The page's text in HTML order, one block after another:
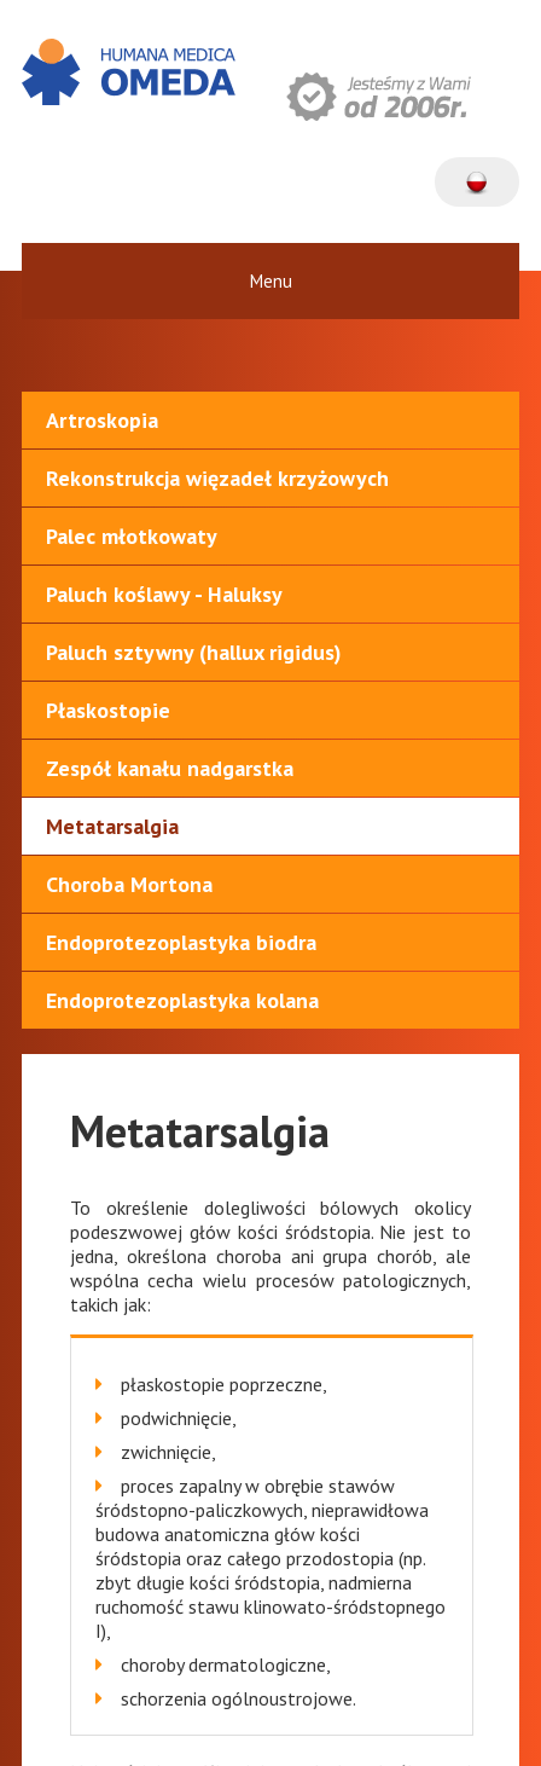
Menu
Artroskopia
Rekonstrukcja więzadeł krzyżowych
Palec młotkowaty
Paluch koślawy - Haluksy
Paluch sztywny (hallux rigidus)
Płaskostopie
Zespół kanału nadgarstka
Metatarsalgia
Choroba Mortona
Endoprotezoplastyka biodra
Endoprotezoplastyka kolana
Metatarsalgia
To określenie dolegliwości bólowych okolicy
podeszwowej głów kości śródstopia. Nie jest to
jedna, określona choroba ani grupa chorób, ale
wspólna cecha wielu procesów patologicznych,
takich jak:
płaskostopie poprzeczne,
podwichnięcie,
zwichnięcie,
proces zapalny w obrębie stawów
śródstopno-paliczkowych, nieprawidłowa
budowa anatomiczna głów kości
śródstopia oraz całego przodostopia (np.
zbyt długie kości śródstopia, nadmierna
ruchomość stawu klinowato-śródstopnego
I),
choroby dermatologiczne,
schorzenia ogólnoustrojowe.